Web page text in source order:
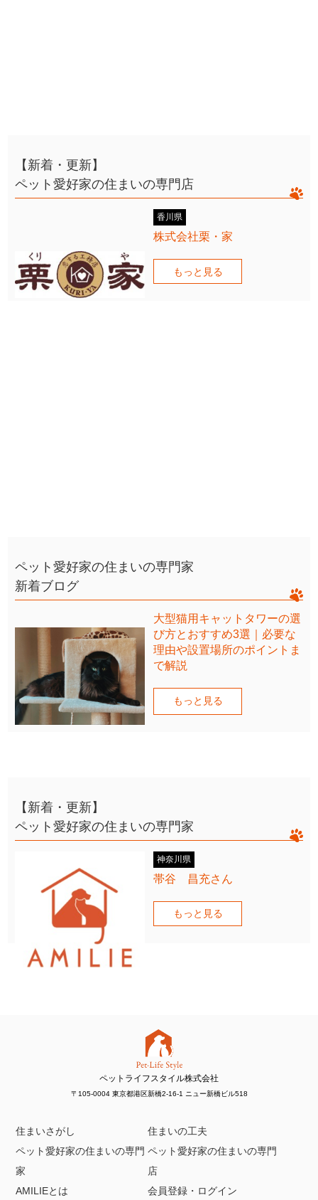
【新着・更新】
ペット愛好家の住まいの専門店
香川県
株式会社栗・家
もっと見る
ペット愛好家の住まいの専門家
新着ブログ
大型猫用キャットタワーの選
び方とおすすめ3選｜必要な
理由や設置場所のポイントま
で解説
もっと見る
【新着・更新】
ペット愛好家の住まいの専門家
神奈川県
帯谷 昌充さん
もっと見る
ペットライフスタイル株式会社
〒105-0004 東京都港区新橋2-16-1 ニュー新橋ビル518
住まいさがし
住まいの工夫
ペット愛好家の住まいの専門
家
ペット愛好家の住まいの専門
店
AMILIEとは
会員登録・ログイン